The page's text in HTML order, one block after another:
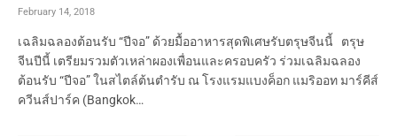
February 14, 2018
เฉลิมฉลองต้อนรับ “ปีจอ” ด้วยมื้ออาหารสุดพิเศษรับตรุษจีนนี้ ตรุษ
จีนปีนี้ เตรียมรวมตัวเหล่าผองเพื่อนและครอบครัว ร่วมเฉลิมฉลอง
ต้อนรับ “ปีจอ” ในสไตล์ต้นตำรับ ณ โรงแรมแบงค็อก แมริออท มาร์คีส์
ควีนส์ปาร์ค (Bangkok…